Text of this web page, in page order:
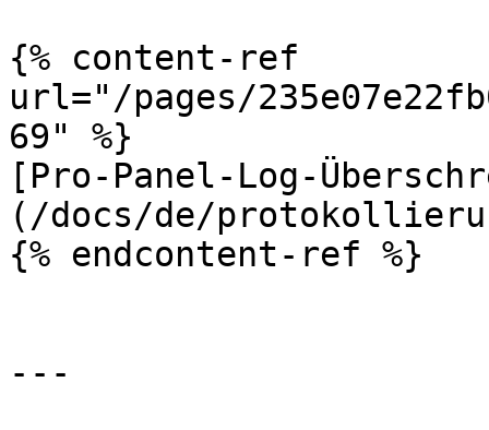
{% content-ref
url="/pages/
69" %}
[Pro-Panel-Log-
(/docs/de/
{% endcontent-ref %}
---